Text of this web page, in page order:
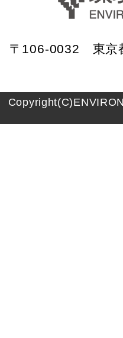
〒106-0032 東京